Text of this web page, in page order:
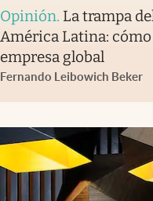
Opinión. La trampa
América Latina:
empresa global
Fernando Leibowich Beker